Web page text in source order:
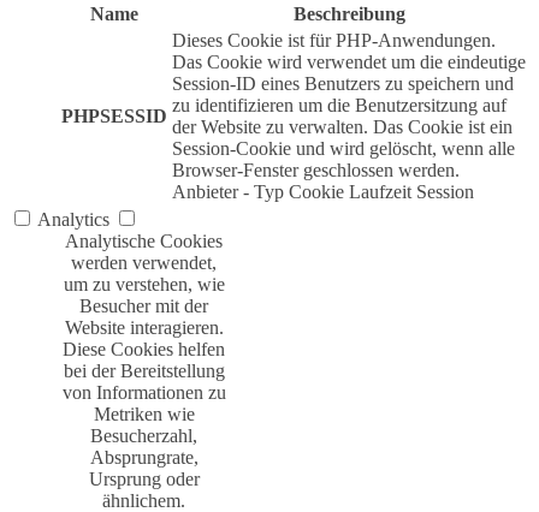
Name
Beschreibung
PHPSESSID
Dieses Cookie ist für PHP-Anwendungen.
Das Cookie wird verwendet um die eindeutige
Session-ID eines Benutzers zu speichern und
zu identifizieren um die Benutzersitzung auf
der Website zu verwalten. Das Cookie ist ein
Session-Cookie und wird gelöscht, wenn alle
Browser-Fenster geschlossen werden.
Anbieter - Typ Cookie Laufzeit Session
Analytics
Analytische Cookies
werden verwendet,
um zu verstehen, wie
Besucher mit der
Website interagieren.
Diese Cookies helfen
bei der Bereitstellung
von Informationen zu
Metriken wie
Besucherzahl,
Absprungrate,
Ursprung oder
ähnlichem.